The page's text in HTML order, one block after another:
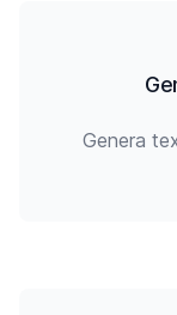
Genera